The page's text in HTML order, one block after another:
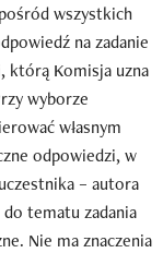
wszystkich
na zadanie
którą Komisja uzna
wyborze
własnym
odpowiedzi, w
– autora
tematu zadania
Nie ma znaczenia